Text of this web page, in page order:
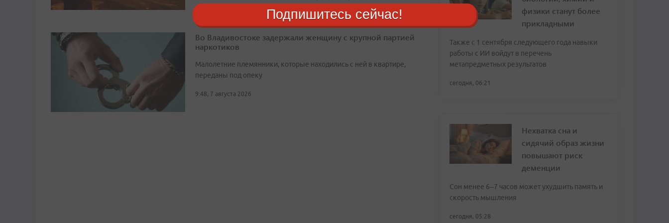
Во Владивостоке задержали женщину с крупной партией
наркотиков
Малолетние племянники, которые находились с ней в квартире,
переданы под опеку
9:48, 7 августа 2026
физики станут более
прикладными
Также с 1 сентября следующего года навыки
работы с ИИ войдут в перечень
метапредметных результатов
сегодня, 06:21
Нехватка сна и
сидячий образ жизни
повышают риск
деменции
Сон менее 6–7 часов может ухудшить память и
скорость мышления
сегодня, 05:28
Подпишитесь сейчас!